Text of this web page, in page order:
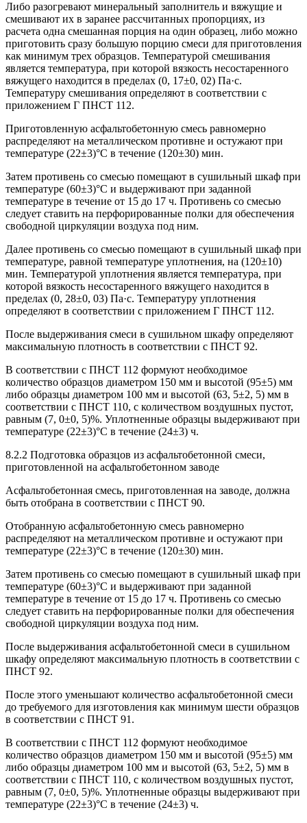
Либо разогревают минеральный заполнитель и вяжущие и
смешивают их в заранее рассчитанных пропорциях, из
расчета одна смешанная порция на один образец, либо можно
приготовить сразу большую порцию смеси для приготовления
как минимум трех образцов. Температурой смешивания
является температура, при которой вязкость несостаренного
вяжущего находится в пределах (0, 17±0, 02) Па·с.
Температуру смешивания определяют в соответствии с
приложением Г ПНСТ 112.
Приготовленную асфальтобетонную смесь равномерно
распределяют на металлическом противне и остужают при
температуре (22±3)°С в течение (120±30) мин.
Затем противень со смесью помещают в сушильный шкаф при
температуре (60±3)°С и выдерживают при заданной
температуре в течение от 15 до 17 ч. Противень со смесью
следует ставить на перфорированные полки для обеспечения
свободной циркуляции воздуха под ним.
Далее противень со смесью помещают в сушильный шкаф при
температуре, равной температуре уплотнения, на (120±10)
мин. Температурой уплотнения является температура, при
которой вязкость несостаренного вяжущего находится в
пределах (0, 28±0, 03) Па·с. Температуру уплотнения
определяют в соответствии с приложением Г ПНСТ 112.
После выдерживания смеси в сушильном шкафу определяют
максимальную плотность в соответствии с ПНСТ 92.
В соответствии с ПНСТ 112 формуют необходимое
количество образцов диаметром 150 мм и высотой (95±5) мм
либо образцы диаметром 100 мм и высотой (63, 5±2, 5) мм в
соответствии с ПНСТ 110, с количеством воздушных пустот,
равным (7, 0±0, 5)%. Уплотненные образцы выдерживают при
температуре (22±3)°С в течение (24±3) ч.
8.2.2 Подготовка образцов из асфальтобетонной смеси,
приготовленной на асфальтобетонном заводе
Асфальтобетонная смесь, приготовленная на заводе, должна
быть отобрана в соответствии с ПНСТ 90.
Отобранную асфальтобетонную смесь равномерно
распределяют на металлическом противне и остужают при
температуре (22±3)°С в течение (120±30) мин.
Затем противень со смесью помещают в сушильный шкаф при
температуре (60±3)°С и выдерживают при заданной
температуре в течение от 15 до 17 ч. Противень со смесью
следует ставить на перфорированные полки для обеспечения
свободной циркуляции воздуха под ним.
После выдерживания асфальтобетонной смеси в сушильном
шкафу определяют максимальную плотность в соответствии с
ПНСТ 92.
После этого уменьшают количество асфальтобетонной смеси
до требуемого для изготовления как минимум шести образцов
в соответствии с ПНСТ 91.
В соответствии с ПНСТ 112 формуют необходимое
количество образцов диаметром 150 мм и высотой (95±5) мм
либо образцы диаметром 100 мм и высотой (63, 5±2, 5) мм в
соответствии с ПНСТ 110, с количеством воздушных пустот,
равным (7, 0±0, 5)%. Уплотненные образцы выдерживают при
температуре (22±3)°С в течение (24±3) ч.